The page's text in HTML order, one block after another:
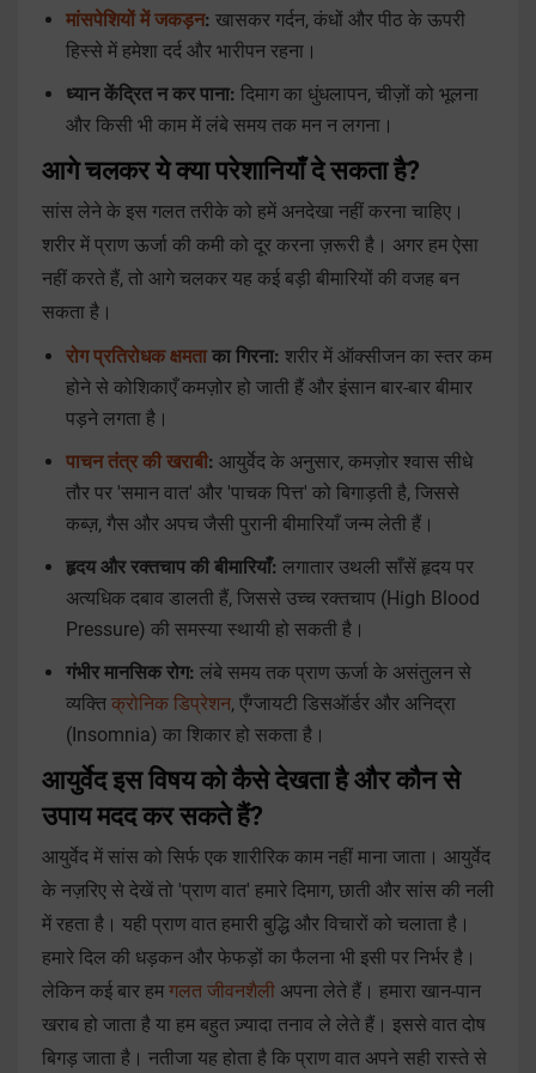
मांसपेशियों में जकड़न: खासकर गर्दन, कंधों और पीठ के ऊपरी
हिस्से में हमेशा दर्द और भारीपन रहना।
ध्यान केंद्रित न कर पाना: दिमाग का धुंधलापन, चीज़ों को भूलना
और किसी भी काम में लंबे समय तक मन न लगना।
आगे चलकर ये क्या परेशानियाँ दे सकता है?
सांस लेने के इस गलत तरीके को हमें अनदेखा नहीं करना चाहिए।
शरीर में प्राण ऊर्जा की कमी को दूर करना ज़रूरी है। अगर हम ऐसा
नहीं करते हैं, तो आगे चलकर यह कई बड़ी बीमारियों की वजह बन
सकता है।
रोग प्रतिरोधक क्षमताका गिरना: शरीर में ऑक्सीजन का स्तर कम
होने से कोशिकाएँ कमज़ोर हो जाती हैं और इंसान बार-बार बीमार
पड़ने लगता है।
पाचन तंत्र की खराबी: आयुर्वेद के अनुसार, कमज़ोर श्वास सीधे
तौर पर 'समान वात' और 'पाचक पित्त' को बिगाड़ती है, जिससे
कब्ज़, गैस और अपच जैसी पुरानी बीमारियाँ जन्म लेती हैं।
हृदय और रक्तचाप की बीमारियाँ: लगातार उथली साँसें हृदय पर
अत्यधिक दबाव डालती हैं, जिससे उच्च रक्तचाप (High Blood
Pressure) की समस्या स्थायी हो सकती है।
गंभीर मानसिक रोग: लंबे समय तक प्राण ऊर्जा के असंतुलन से
व्यक्ति क्रोनिक डिप्रेशन, एँग्जायटी डिसऑर्डर और अनिद्रा
(Insomnia) का शिकार हो सकता है।
आयुर्वेद इस विषय को कैसे देखता है और कौन से
उपाय मदद कर सकते हैं?
आयुर्वेद में सांस को सिर्फ एक शारीरिक काम नहीं माना जाता। आयुर्वेद
के नज़रिए से देखें तो 'प्राण वात' हमारे दिमाग, छाती और सांस की नली
में रहता है। यही प्राण वात हमारी बुद्धि और विचारों को चलाता है।
हमारे दिल की धड़कन और फेफड़ों का फैलना भी इसी पर निर्भर है।
लेकिन कई बार हम गलत जीवनशैली अपना लेते हैं। हमारा खान-पान
खराब हो जाता है या हम बहुत ज़्यादा तनाव ले लेते हैं। इससे वात दोष
बिगड़ जाता है। नतीजा यह होता है कि प्राण वात अपने सही रास्ते से